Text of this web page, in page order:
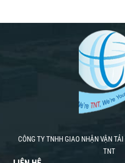
CÔNG TY TNHH GIAO NHẬN VẬN
TNT